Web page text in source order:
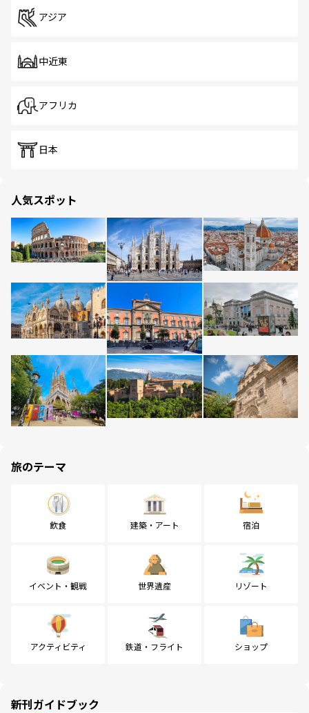
アジア
中近東
アフリカ
日本
人気スポット
旅のテーマ
飲食 建築・アート 宿泊
イベント・観戦 世界遺産 リゾート
アクティビティ 鉄道・フライト ショップ
新刊ガイドブック